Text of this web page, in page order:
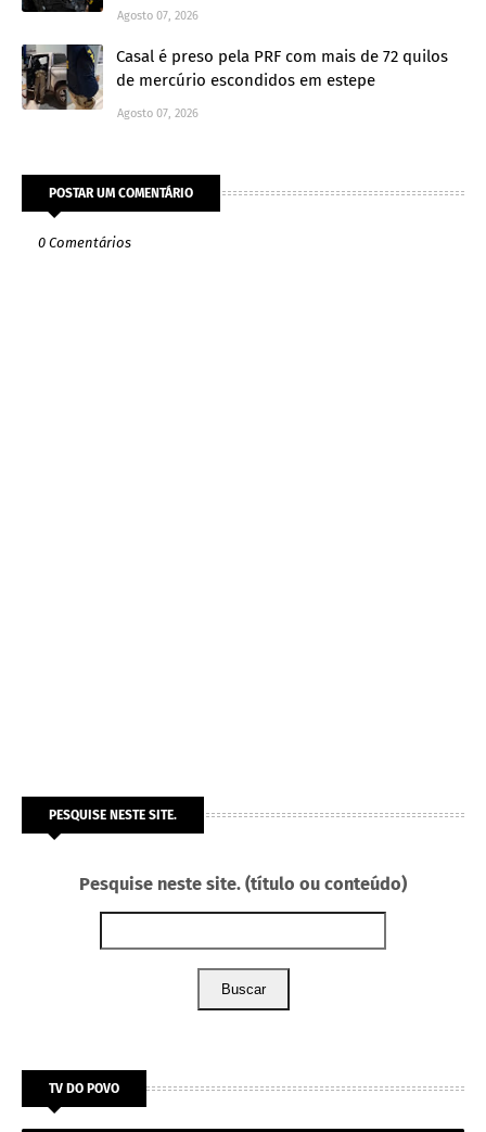
Agosto 07, 2026
Casal é preso pela PRF com mais de 72 quilos
de mercúrio escondidos em estepe
Agosto 07, 2026
POSTAR UM COMENTÁRIO
0 Comentários
PESQUISE NESTE SITE.
Pesquise neste site. (título ou conteúdo)
Buscar
TV DO POVO